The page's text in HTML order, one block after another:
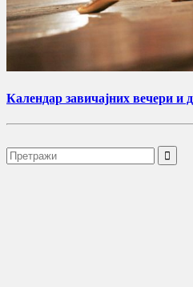
Календар завичајних вечери и